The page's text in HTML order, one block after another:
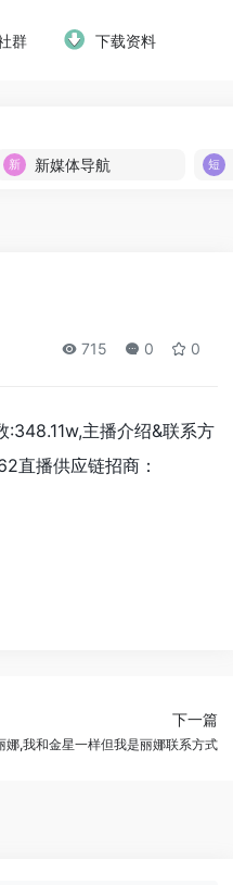
群 下载资料
新媒体导航
715 0 0
主播介绍&联系方
直播供应链招商：
下一篇
娜,我和金星一样但我是丽娜联系方式